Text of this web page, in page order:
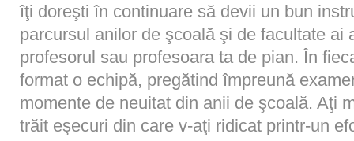
îţi doreşti în continuare să devii un bun
parcursul anilor de şcoală şi de facultate ai
profesorul sau profesoara ta de pian. În
format o echipă, pregătind împreună
momente de neuitat din anii de şcoală. Aţi
trăit eşecuri din care v-aţi ridicat printr-un